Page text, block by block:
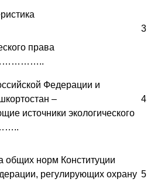
права
3
Федерации и
–
источники экологического
4
общих норм Конституции
регулирующих охрану 5